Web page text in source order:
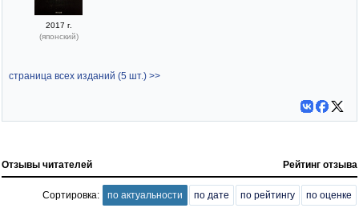
2017 г.
(японский)
страница всех изданий (5 шт.) >>
Отзывы читателей Рейтинг отзыва
Сортировка: по актуальности по дате по рейтингу по оценке